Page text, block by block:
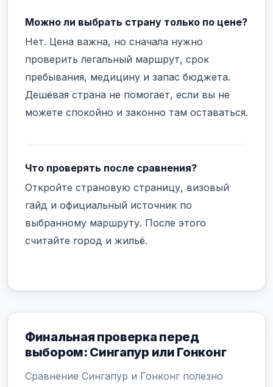
Можно ли выбрать страну только по цене?
Нет. Цена важна, но сначала нужно
проверить легальный маршрут, срок
пребывания, медицину и запас бюджета.
Дешёвая страна не помогает, если вы не
можете спокойно и законно там оставаться.
Что проверять после сравнения?
Откройте страновую страницу, визовый
гайд и официальный источник по
выбранному маршруту. После этого
считайте город и жильё.
Финальная проверка перед
выбором: Сингапур или Гонконг
Сравнение Сингапур и Гонконг полезно